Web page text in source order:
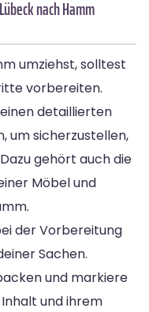
nach Hamm
umziehst, solltest
vorbereiten.
detaillierten
um sicherzustellen,
gehört auch die
Möbel und
der Vorbereitung
Sachen.
und markiere
und ihrem